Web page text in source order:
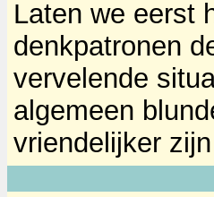
Laten we eerst
denkpatronen
vervelende
algemeen
vriendelijker